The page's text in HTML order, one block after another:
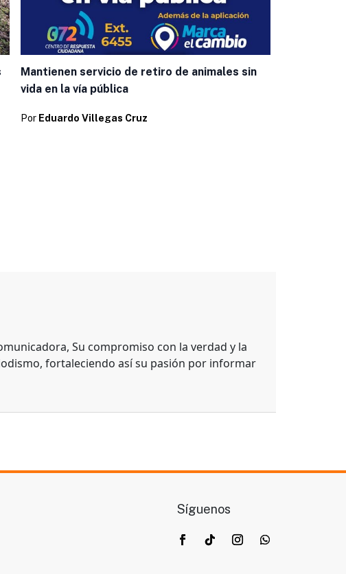
Mantienen servicio de retiro de animales sin
vida en la vía pública
Por Eduardo Villegas Cruz
Su compromiso con la verdad y la
fortaleciendo así su pasión por informar
Síguenos